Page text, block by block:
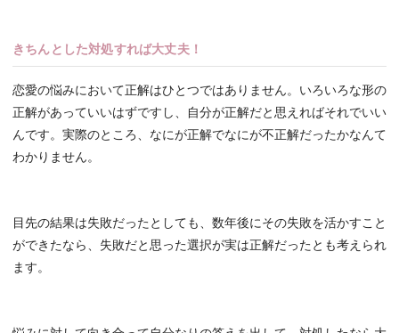
きちんとした対処すれば大丈夫！
恋愛の悩みにおいて正解はひとつではありません。いろいろな形の
正解があっていいはずですし、自分が正解だと思えればそれでいい
んです。実際のところ、なにが正解でなにが不正解だったかなんて
わかりません。
目先の結果は失敗だったとしても、数年後にその失敗を活かすこと
ができたなら、失敗だと思った選択が実は正解だったとも考えられ
ます。